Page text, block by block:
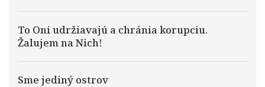
To Oni udržiavajú a chránia korupciu.
Žalujem na Nich!
Sme jediný ostrov